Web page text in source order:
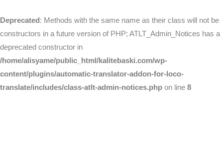
Deprecated: Methods with the same name as their class will not be
constructors in a future version of PHP; ATLT_Admin_Notices has a
deprecated constructor in
/home/alisyame/public_html/kalitebaski.com/wp-
content/plugins/automatic-translator-addon-for-loco-
translate/includes/class-atlt-admin-notices.php on line 8